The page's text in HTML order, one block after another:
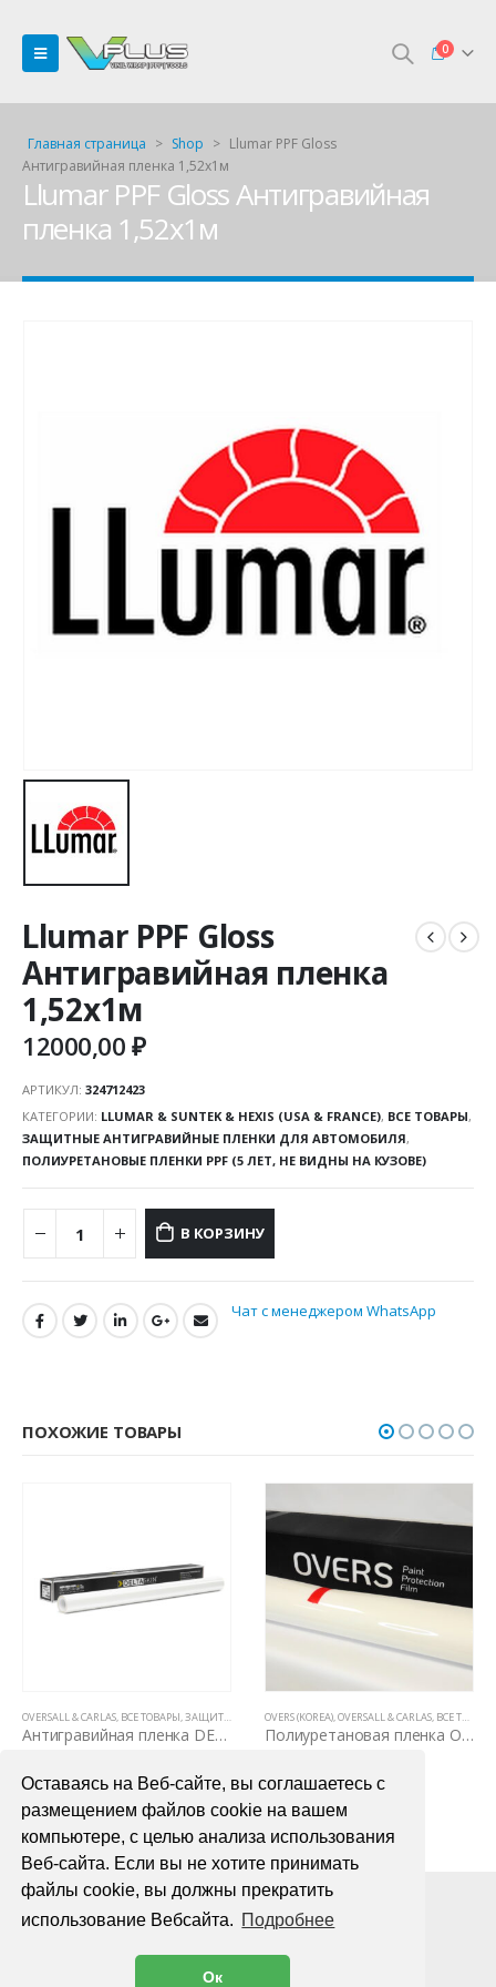
Оставаясь на Веб-сайте, вы соглашаетесь с
размещением файлов cookie на вашем
компьютере, с целью анализа использования
Веб-сайта. Если вы не хотите принимать
файлы cookie, вы должны прекратить
использование Вебсайта. Подробнее
Ок
0
Главная страница > Shop > Llumar PPF Gloss
Антигравийная пленка 1,52х1м
Llumar PPF Gloss Антигравийная
пленка 1,52х1м
Llumar PPF Gloss
Антигравийная пленка
1,52х1м
12000,00₽
АРТИКУЛ: 324712423
КАТЕГОРИИ: LLUMAR & SUNTEK & HEXIS (USA & FRANCE), ВСЕ ТОВАРЫ,
ЗАЩИТНЫЕ АНТИГРАВИЙНЫЕ ПЛЕНКИ ДЛЯ АВТОМОБИЛЯ,
ПОЛИУРЕТАНОВЫЕ ПЛЕНКИ PPF (5 ЛЕТ, НЕ ВИДНЫ НА КУЗОВЕ)
В КОРЗИНУ
Чат с менеджером WhatsApp
ПОХОЖИЕ ТОВАРЫ
НА КУЗОВЕ) ПОЛИУРЕТАНОВЫЕ ПЛЕНКИ PPF (5 ЛЕТ, НЕ
OVERSALL & CARLAS, ВСЕ ТОВАРЫ,ЗАЩИТНЫЕ АНТИГРАВИЙНЫЕ ПЛЕНКИ ДЛЯ АВТОМОБИЛЯ
Антигравийная пленка DELTASKIN MOLECKULA CLEAR PPF TOP TPU (1.52мx15м)
В КОРЗИНУ
OVERS (KOREA),OVERSALL & CARLAS, ВСЕ ТОВАРЫ
Полиуретановая пленка Overs Gloss PPF ST190 мкр. 1,52 х 1пог.м
В КОРЗИНУ